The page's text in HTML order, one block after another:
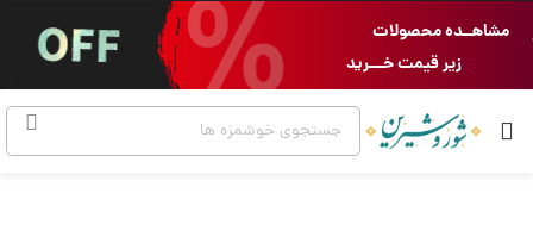
مشاهــده محصولات
زیر قیمت خـــرید